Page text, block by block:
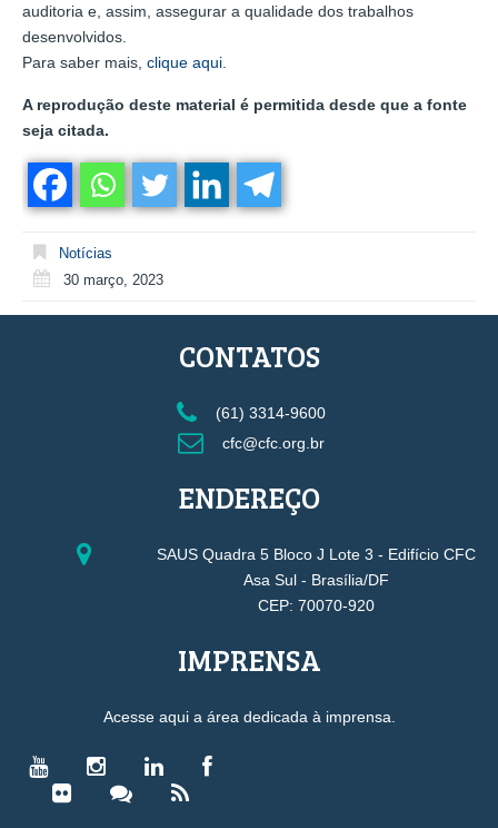
auditoria e, assim, assegurar a qualidade dos trabalhos
desenvolvidos.
Para saber mais, clique aqui
A reprodução deste material é permitida desde que a fonte
seja citada.
Notícias
30 março, 2023
CONTATOS
(61) 3314-9600
cfc@cfc.org.br
ENDEREÇO
SAUS Quadra 5 Bloco J Lote 3 - Edifício CFC
Asa Sul - Brasília/DF
CEP: 70070-920
IMPRENSA
Acesse aqui a área dedicada à imprensa.